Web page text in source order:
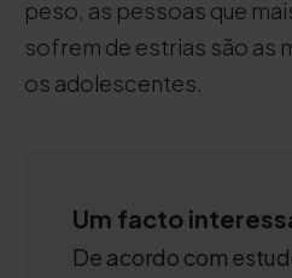
peso, as pessoas que
sofrem de estrias são as
os adolescentes.
Um facto
De acordo com